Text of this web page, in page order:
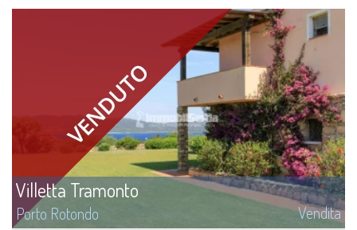
Villetta Tramonto
Porto Rotondo Vendita